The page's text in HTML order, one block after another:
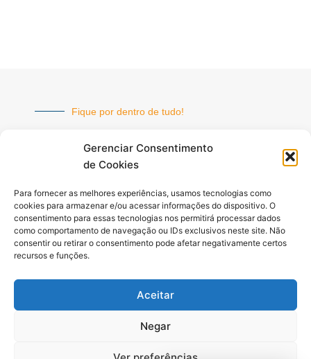
Gerenciar Consentimento
de Cookies
Para fornecer as melhores experiências, usamos tecnologias como
cookies para armazenar e/ou acessar informações do dispositivo. O
consentimento para essas tecnologias nos permitirá processar dados
como comportamento de navegação ou IDs exclusivos neste site. Não
consentir ou retirar o consentimento pode afetar negativamente certos
recursos e funções.
Aceitar
Negar
Fique por dentro de tudo!
Inscreva-se e receba nossas
notícias sempre atualizadas
E-
mail
INSCREVER
Siga-nos
I
n